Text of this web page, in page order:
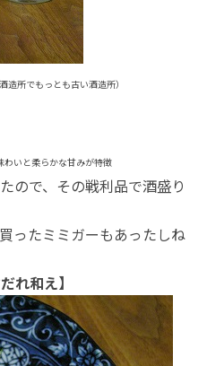
所でもっとも古い酒造所）
わいと柔らかな甘みが特徴
ので、その戦利品で酒盛り
ったミミガーもあったしね
れ和え】